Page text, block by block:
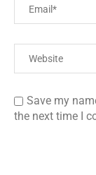
Save my
the next time I